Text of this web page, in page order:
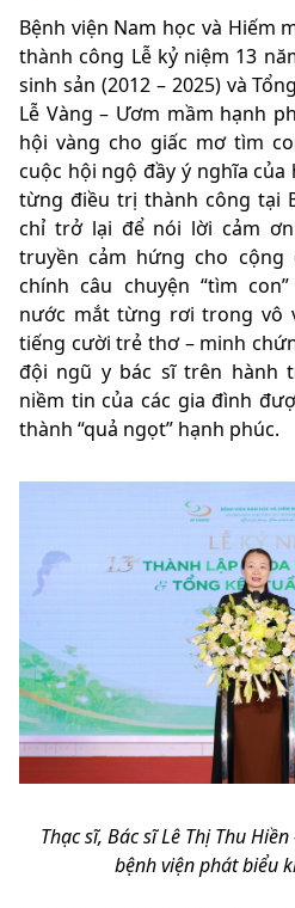
Bệnh viện Nam học và Hiếm
thành công Lễ kỷ niệm 13
sinh sản (2012 – 2025) và
Lễ Vàng – Ươm mầm hạnh
hội vàng cho giấc mơ tìm
cuộc hội ngộ đầy ý nghĩa
từng điều trị thành công tại
chỉ trở lại để nói lời cảm
truyền cảm hứng cho cộng
chính câu chuyện “tìm
nước mắt từng rơi trong vô
tiếng cười trẻ thơ – minh
đội ngũ y bác sĩ trên hành
niềm tin của các gia đình
thành “quả ngọt” hạnh phúc.
Thạc sĩ, Bác sĩ Lê Thị Thu
bệnh viện phát biểu